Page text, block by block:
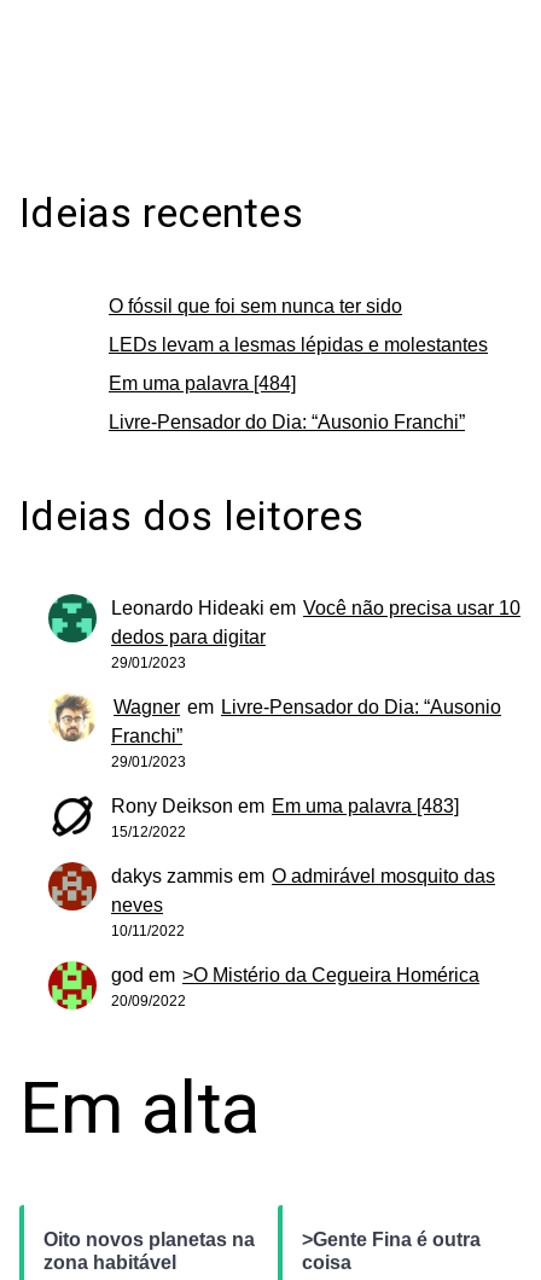
Ideias recentes
O fóssil que foi sem nunca ter sido
LEDs levam a lesmas lépidas e molestantes
Em uma palavra [484]
Livre-Pensador do Dia: “Ausonio Franchi”
Ideias dos leitores
Leonardo Hideaki em Você não precisa usar 10
dedos para digitar
29/01/2023
Wagner em Livre-Pensador do Dia: “Ausonio
Franchi”
29/01/2023
Rony Deikson em Em uma palavra [483]
15/12/2022
dakys zammis em O admirável mosquito das
neves
10/11/2022
god em >O Mistério da Cegueira Homérica
20/09/2022
Em alta
Oito novos planetas na
zona habitável
>Gente Fina é outra
coisa